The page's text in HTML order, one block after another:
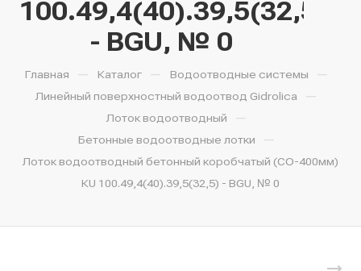
100.49,4(40).39,5(32,5)
- BGU, № 0
Главная — Каталог — Водоотводные системы —
Линейный поверхностный водоотвод Gidrolica —
Лоток водоотводный —
Бетонные водоотводные лотки —
Лоток водоотводный бетонный коробчатый (СО-400мм)
КU 100.49,4(40).39,5(32,5) - BGU, № 0